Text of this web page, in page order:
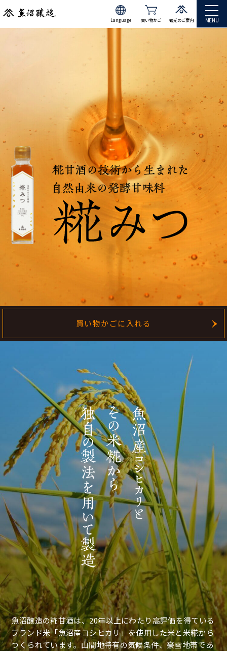
Language 買い物かご 観光のご案内 MENU
買い物かごに入れる
魚沼醸造の糀甘酒は、20年以上にわたり高評価を得ている
ブランド米「魚沼産コシヒカリ」を使用した米と米糀から
つくられています。山間地特有の気候条件、豪雪地帯であ